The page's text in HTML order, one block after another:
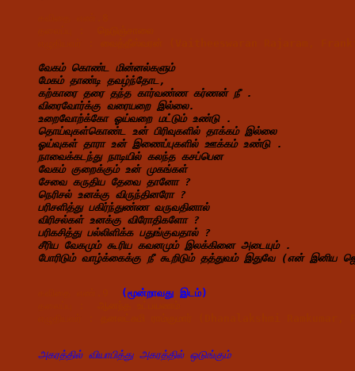
வேகம் கொண்ட மின்னல்களும்
மேகம் தாண்டி தவழ்ந்தோட,
கற்காரை தரை தந்த கார்வண்ண கர்ணன் நீ .
விரைவோர்க்கு வரையறை இல்லை.
உறைவோற்க்கோ ஓய்வறை மட்டும் உண்டு .
தொய்வுகள்கொண்ட உன் பிரிவுகளில் தாக்கம் இல்லை
ஓய்வுகள் தாரா உன் இணைப்புகளில் ஊக்கம் உண்டு .
நாவைக்கடந்து நாடியில் கலந்த கசப்பென
வேகம் குறைக்கும் உன் முகங்கள்
சேவை கருதிய தேவை தானோ ?
நெரிசல் உனக்கு விருந்தினரோ ?
பரிசளித்து பகிர்ந்துண்ண வருவதினால்
விரிசல்கள் உனக்கு விரோதிகளோ ?
பரிகசித்து பல்லிளிக்க பதுங்குவதால் ?
சீரிய வேகமும் கூரிய கவனமும் இலக்கினை அடையும் .
போரிடும் வாழ்க்கைக்கு நீ கூறிடும் தத்துவம் இதுவே (என்
(மூன்றாவது இடம்)
அகரத்தில் வியாபித்து அகரத்தில் ஒடுங்கும்